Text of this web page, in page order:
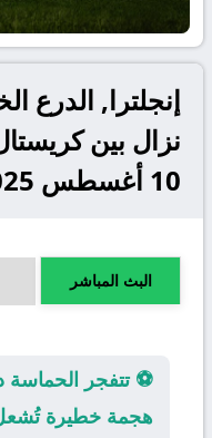
إنجلترا, الدرع
نزال بين
10 أغسطس 2025
البث المباشر
⚽ تتفجر
هجمة خطيرة تُشعل